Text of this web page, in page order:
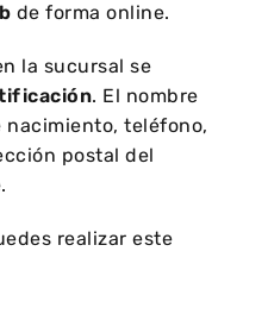
de forma online.
la sucursal se
. El nombre
nacimiento, teléfono,
postal del
realizar este